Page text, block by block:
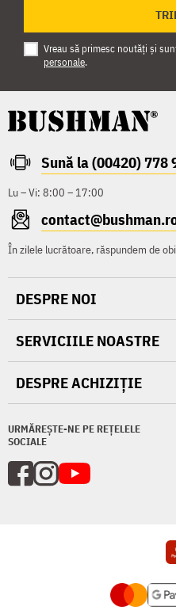
Vreau să primesc noutăți și
personale.
Sună la (00420) 778
Lu – Vi: 8:00 – 17:00
În zilele lucrătoare, răspundem de
URMĂREȘTE-NE PE REȚELELE
SOCIALE
DESPRE NOI
SERVICIILE NOASTRE
DESPRE ACHIZIȚIE